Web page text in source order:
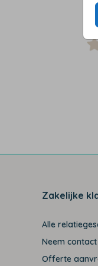
Zakelijke
Alle
Neem
Offerte